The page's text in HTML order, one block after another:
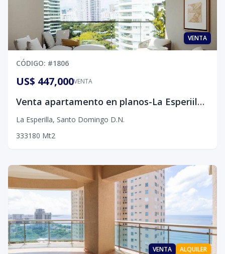
VENTA
CÓDIGO: #1806
VENTA
US$ 447,000
Venta apartamento en planos-La Esperiila, D.N.
La Esperilla, Santo Domingo D.N.
333180 Mt2
VENTA ALQUILER